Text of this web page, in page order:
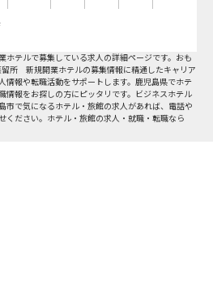
テルで募集している求人の詳細ページです。おも
留所 新規開業ホテルの募集情報に精通したキャリア
情報や転職活動をサポートします。鹿児島県でホテ
情報をお探しの方にピッタリです。ビジネスホテル
市で気になるホテル・旅館の求人があれば、電話や
ください。ホテル・旅館の求人・就職・転職なら